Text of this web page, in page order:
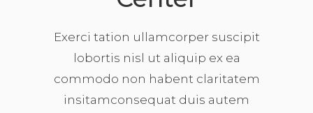
Exerci tation ullamcorper suscipit
lobortis nisl ut aliquip ex ea
commodo non habent claritatem
insitamconsequat duis autem